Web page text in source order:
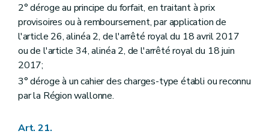
2° déroge au principe du forfait, en traitant à prix
provisoires ou à remboursement, par application de
l'article 26, alinéa 2, de l'arrêté royal du 18 avril 2017
ou de l'article 34, alinéa 2, de l'arrêté royal du 18 juin
2017;
3° déroge à un cahier des charges-type établi ou reconnu
par la Région wallonne.
Art. 21.